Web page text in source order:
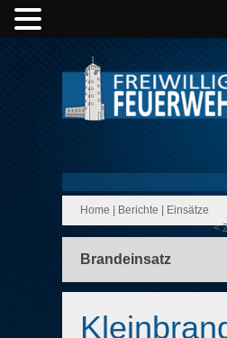
Home Berichte
Einsätze
<
Brandeinsatz